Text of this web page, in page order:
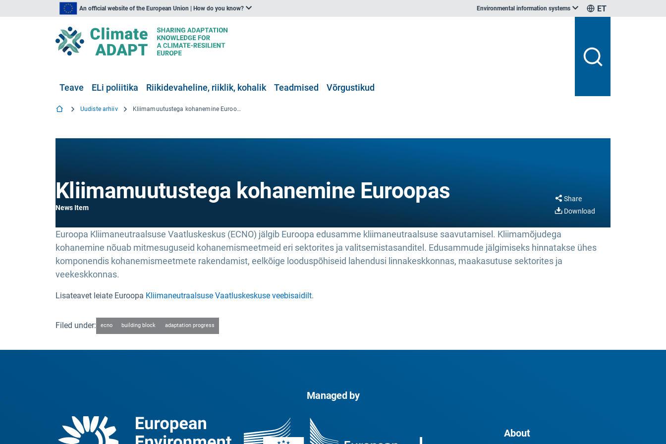
An official website of the European Union | How do you know? Environmental information systems ET
Teave ELi poliitika Riikidevaheline, riiklik, kohalik Teadmised Võrgustikud
Uudiste arhiiv Kliimamuutustega kohanemine Euroopas
Kliimamuutustega kohanemine Euroopas
News Item
Share
Download
Euroopa Kliimaneutraalsuse Vaatluskeskus (ECNO) jälgib Euroopa edusamme kliimaneutraalsuse saavutamisel. Kliimamõjudega
kohanemine nõuab mitmesuguseid kohanemismeetmeid eri sektorites ja valitsemistasanditel. Edusammude jälgimiseks hinnatakse ühes
komponendis kohanemismeetmete rakendamist, eelkõige looduspõhiseid lahendusi linnakeskkonnas, maakasutuse sektorites ja
veekeskkonnas.
Lisateavet leiate Euroopa Kliimaneutraalsuse Vaatluskeskuse veebisaidilt.
Filed under: ecno building block adaptation progress
Managed by
About